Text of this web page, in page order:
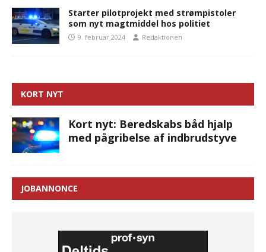
Starter pilotprojekt med strømpistoler
som nyt magtmiddel hos politiet
9. februar 2024 Redaktionen
KORT NYT
Kort nyt: Beredskabs båd hjalp
med pågribelse af indbrudstyve
JOBANNONCE